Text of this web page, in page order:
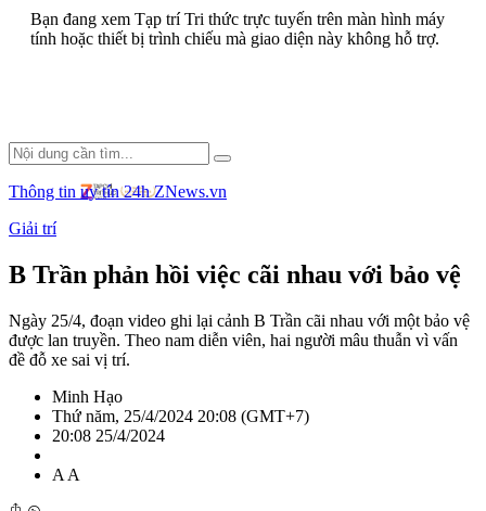
Bạn đang xem Tạp trí Tri thức trực tuyến trên màn hình máy
tính hoặc thiết bị trình chiếu mà giao diện này không hỗ trợ.
Thông tin uy tín 24h ZNews.vn
Giải trí
B Trần phản hồi việc cãi nhau với bảo vệ
Ngày 25/4, đoạn video ghi lại cảnh B Trần cãi nhau với một bảo vệ
được lan truyền. Theo nam diễn viên, hai người mâu thuẫn vì vấn
đề đỗ xe sai vị trí.
Minh Hạo
Thứ năm, 25/4/2024 20:08 (GMT+7)
20:08 25/4/2024
A A